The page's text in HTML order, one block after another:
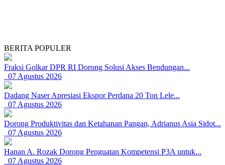
BERITA POPULER
Fraksi Golkar DPR RI Dorong Solusi Akses Bendungan...
07 Agustus 2026
Dadang Naser Apresiasi Ekspor Perdana 20 Ton Lele...
07 Agustus 2026
Dorong Produktivitas dan Ketahanan Pangan, Adrianus Asia Sidot...
07 Agustus 2026
Hanan A. Rozak Dorong Penguatan Kompetensi P3A untuk...
07 Agustus 2026